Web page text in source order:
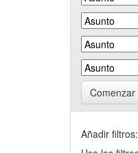
Añadir filtros: